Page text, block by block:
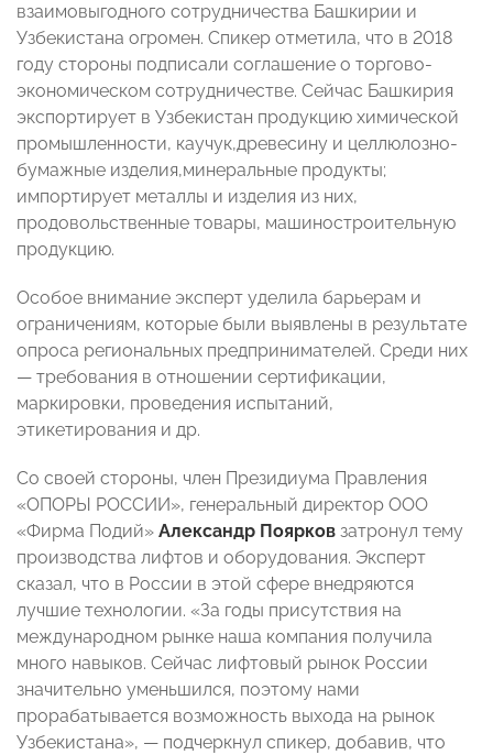
взаимовыгодного сотрудничества Башкирии и
Узбекистана огромен. Спикер отметила, что в 2018
году стороны подписали соглашение о торгово-
экономическом сотрудничестве. Сейчас Башкирия
экспортирует в Узбекистан продукцию химической
промышленности, каучук,древесину и целлюлозно-
бумажные изделия,минеральные продукты;
импортирует металлы и изделия из них,
продовольственные товары, машиностроительную
продукцию.
Особое внимание эксперт уделила барьерам и
ограничениям, которые были выявлены в результате
опроса региональных предпринимателей. Среди них
— требования в отношении сертификации,
маркировки, проведения испытаний,
этикетирования и др.
Со своей стороны, член Президиума Правления
«ОПОРЫ РОССИИ», генеральный директор ООО
«Фирма Подий» Александр Поярков затронул тему
производства лифтов и оборудования. Эксперт
сказал, что в России в этой сфере внедряются
лучшие технологии. «За годы присутствия на
международном рынке наша компания получила
много навыков. Сейчас лифтовый рынок России
значительно уменьшился, поэтому нами
прорабатывается возможность выхода на рынок
Узбекистана», — подчеркнул спикер, добавив, что